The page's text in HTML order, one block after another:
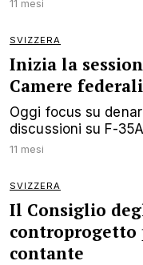
11 mesi
SVIZZERA
Inizia la
Camere
Oggi focus su
discussioni su F-
11 mesi
SVIZZERA
Il Consiglio
contante